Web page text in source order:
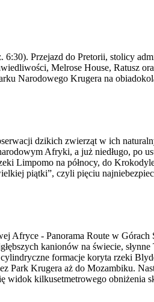
6:30). Przejazd do Pretorii, stolicy
Melrose House, Ratusz
Narodowego Krugera na
dzikich zwierząt w ich
Afryki, a już niedługo, po
Limpomo na północy, do
piątki”, czyli pięciu
Afryce - Panorama Route w
kanionów na świecie,
formacje koryta rzeki
Park Krugera aż do Mozambiku.
widok kilkusetmetrowego